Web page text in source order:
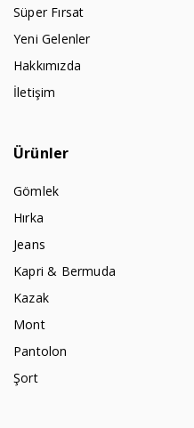
Süper Fırsat
Yeni Gelenler
Hakkımızda
İletişim
Ürünler
Gömlek
Hırka
Jeans
Kapri & Bermuda
Kazak
Mont
Pantolon
Şort